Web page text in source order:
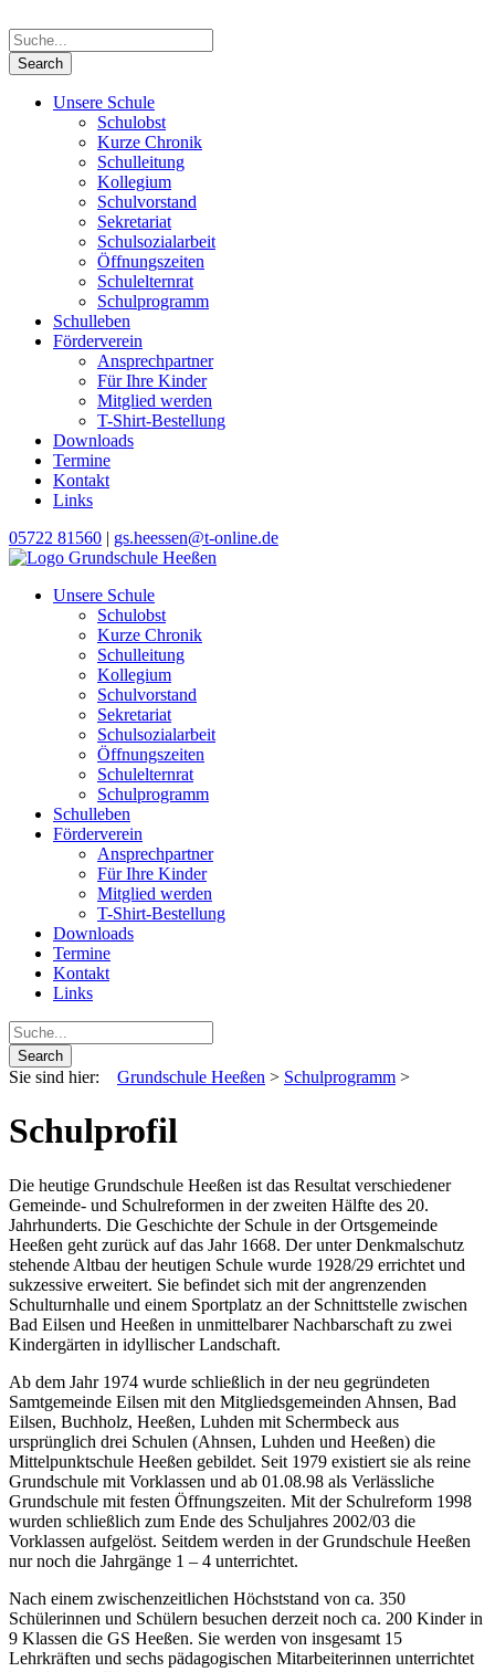
Unsere Schule
Schulobst
Kurze Chronik
Schulleitung
Kollegium
Schulvorstand
Sekretariat
Schulsozialarbeit
Öffnungszeiten
Schulelternrat
Schulprogramm
Schulleben
Förderverein
Ansprechpartner
Für Ihre Kinder
Mitglied werden
T-Shirt-Bestellung
Downloads
Termine
Kontakt
Links
05722 81560 | gs.heessen@t-online.de
Unsere Schule
Schulobst
Kurze Chronik
Schulleitung
Kollegium
Schulvorstand
Sekretariat
Schulsozialarbeit
Öffnungszeiten
Schulelternrat
Schulprogramm
Schulleben
Förderverein
Ansprechpartner
Für Ihre Kinder
Mitglied werden
T-Shirt-Bestellung
Downloads
Termine
Kontakt
Links
Sie sind hier: Grundschule Heeßen > Schulprogramm >
Schulprofil
Die heutige Grundschule Heeßen ist das Resultat verschiedener
Gemeinde- und Schulreformen in der zweiten Hälfte des 20.
Jahrhunderts. Die Geschichte der Schule in der Ortsgemeinde
Heeßen geht zurück auf das Jahr 1668. Der unter Denkmalschutz
stehende Altbau der heutigen Schule wurde 1928/29 errichtet und
sukzessive erweitert. Sie befindet sich mit der angrenzenden
Schulturnhalle und einem Sportplatz an der Schnittstelle zwischen
Bad Eilsen und Heeßen in unmittelbarer Nachbarschaft zu zwei
Kindergärten in idyllischer Landschaft.
Ab dem Jahr 1974 wurde schließlich in der neu gegründeten
Samtgemeinde Eilsen mit den Mitgliedsgemeinden Ahnsen, Bad
Eilsen, Buchholz, Heeßen, Luhden mit Schermbeck aus
ursprünglich drei Schulen (Ahnsen, Luhden und Heeßen) die
Mittelpunktschule Heeßen gebildet. Seit 1979 existiert sie als reine
Grundschule mit Vorklassen und ab 01.08.98 als Verlässliche
Grundschule mit festen Öffnungszeiten. Mit der Schulreform 1998
wurden schließlich zum Ende des Schuljahres 2002/03 die
Vorklassen aufgelöst. Seitdem werden in der Grundschule Heeßen
nur noch die Jahrgänge 1 – 4 unterrichtet.
Nach einem zwischenzeitlichen Höchststand von ca. 350
Schülerinnen und Schülern besuchen derzeit noch ca. 200 Kinder in
9 Klassen die GS Heeßen. Sie werden von insgesamt 15
Lehrkräften und sechs pädagogischen Mitarbeiterinnen unterrichtet